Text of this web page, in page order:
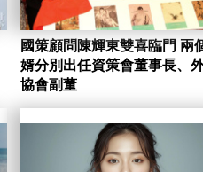
國策顧問陳輝東雙喜臨門 兩
婿分別出任資策會董事長、
協會副董